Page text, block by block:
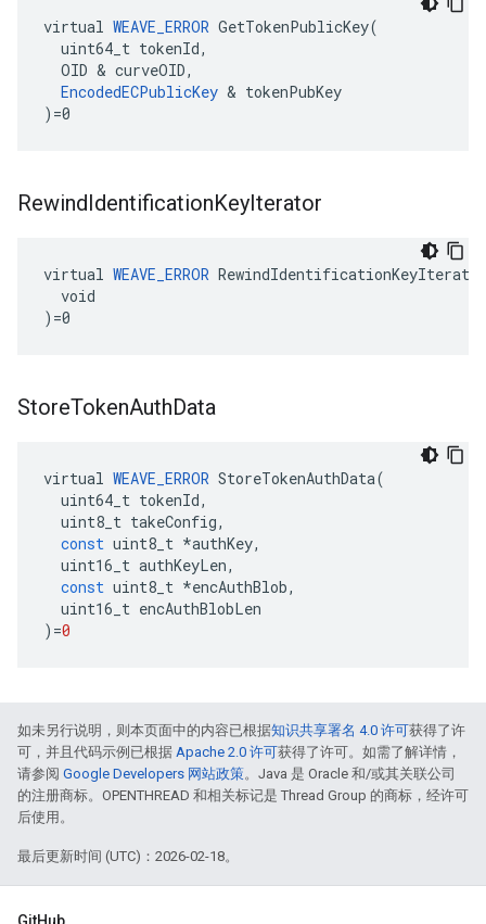
virtual WEAVE_ERROR GetTokenPublicKey(
  uint64_t tokenId,
  OID & curveOID,
EncodedECPublicKey & tokenPubKey
)=0
RewindIdentificationKeyIterator
virtual WEAVE_ERROR
  void
)=0
StoreTokenAuthData
virtual WEAVE_ERROR StoreTokenAuthData(
uint64_t tokenId,
uint8_t takeConfig,
const uint8_t *authKey,
uint16_t authKeyLen,
const uint8_t *encAuthBlob,
uint16_t encAuthBlobLen
) =0
如未另行说明，则本页面中的内容已根据知识共享署名 4.0 许可获得了许
可，并且代码示例已根据 Apache 2.0 许可获得了许可。如需了解详情，
请参阅 Google Developers 网站政策。Java 是 Oracle 和/或其关联公司
的注册商标。OPENTHREAD 和相关标记是 Thread Group 的商标，经许可
后使用。
最后更新时间 (UTC)：2026-02-18。